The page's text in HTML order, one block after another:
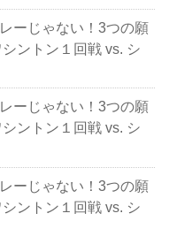
ーじゃない！3つの願
ントン１回戦 vs. シ
ーじゃない！3つの願
ントン１回戦 vs. シ
ーじゃない！3つの願
ントン１回戦 vs. シ